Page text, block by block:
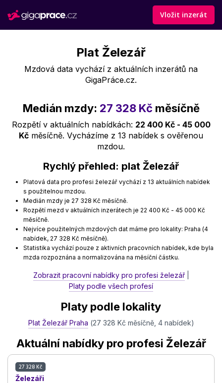
Vložit inzerát
Plat Železář
Mzdová data vychází z aktuálních inzerátů na
GigaPráce.cz.
Medián mzdy: 27 328 Kč měsíčně
Rozpětí v aktuálních nabídkách: 22 400 Kč - 45 000
Kč měsíčně. Vycházíme z 13 nabídek s ověřenou
mzdou.
Rychlý přehled: plat Železář
Platová data pro profesi železář vychází z 13 aktuálních nabídek
s použitelnou mzdou.
Medián mzdy je 27 328 Kč měsíčně.
Rozpětí mezd v aktuálních inzerátech je 22 400 Kč - 45 000 Kč
měsíčně.
Nejvíce použitelných mzdových dat máme pro lokality: Praha (4
nabídek, 27 328 Kč měsíčně).
Statistika vychází pouze z aktivních pracovních nabídek, kde byla
mzda rozpoznána a normalizována na měsíční částku.
Zobrazit pracovní nabídky pro profesi železář
Platy podle všech profesí
Platy podle lokality
Plat Železář Praha (27 328 Kč měsíčně, 4 nabídek)
Aktuální nabídky pro profesi Železář
27 328 Kč
Železáři